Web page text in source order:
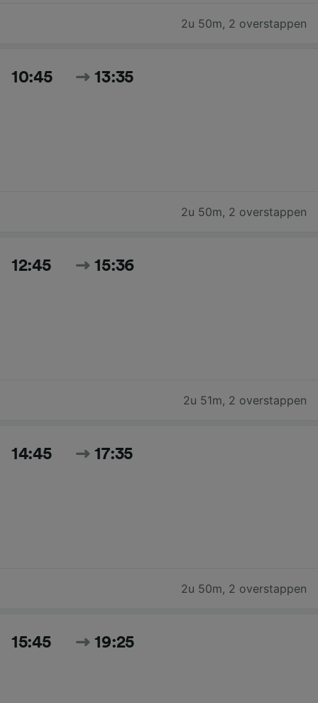
2u 50m, 2 overstappen
10:45 13:35
2u 50m, 2 overstappen
12:45 15:36
2u 51m, 2 overstappen
14:45 17:35
2u 50m, 2 overstappen
15:45 19:25